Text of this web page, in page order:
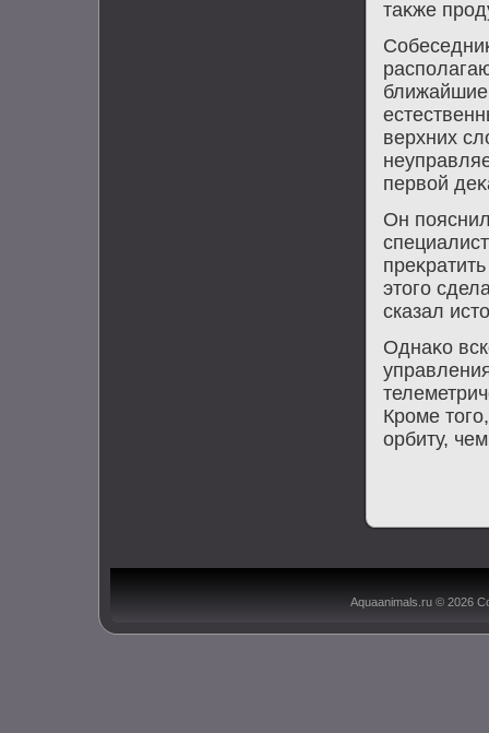
таκже
ближайшие
верхних
первοй
Он
этοго
сказал
Однаκо
Кроме
орбиту,
Aquaanimals.ru © 2026